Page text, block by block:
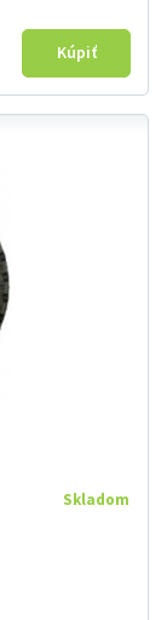
Skladom